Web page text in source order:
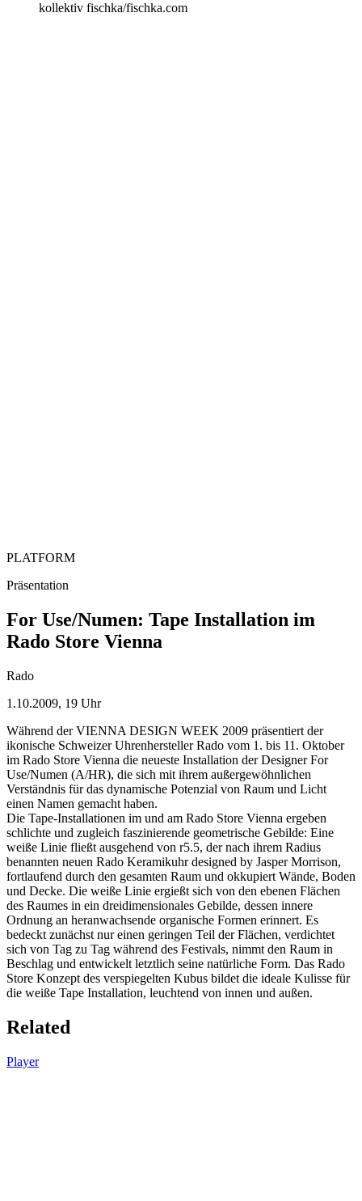
kollektiv fischka/fischka.com
PLATFORM
Präsentation
For Use/Numen: Tape Installation im
Rado Store Vienna
Rado
1.10.2009, 19 Uhr
Während der VIENNA DESIGN WEEK 2009 präsentiert der
ikonische Schweizer Uhrenhersteller Rado vom 1. bis 11. Oktober
im Rado Store Vienna die neueste Installation der Designer For
Use/Numen (A/HR), die sich mit ihrem außergewöhnlichen
Verständnis für das dynamische Potenzial von Raum und Licht
einen Namen gemacht haben.
Die Tape-Installationen im und am Rado Store Vienna ergeben
schlichte und zugleich faszinierende geometrische Gebilde: Eine
weiße Linie fließt ausgehend von r5.5, der nach ihrem Radius
benannten neuen Rado Keramikuhr designed by Jasper Morrison,
fortlaufend durch den gesamten Raum und okkupiert Wände, Boden
und Decke. Die weiße Linie ergießt sich von den ebenen Flächen
des Raumes in ein dreidimensionales Gebilde, dessen innere
Ordnung an heranwachsende organische Formen erinnert. Es
bedeckt zunächst nur einen geringen Teil der Flächen, verdichtet
sich von Tag zu Tag während des Festivals, nimmt den Raum in
Beschlag und entwickelt letztlich seine natürliche Form. Das Rado
Store Konzept des verspiegelten Kubus bildet die ideale Kulisse für
die weiße Tape Installation, leuchtend von innen und außen.
Related
Player